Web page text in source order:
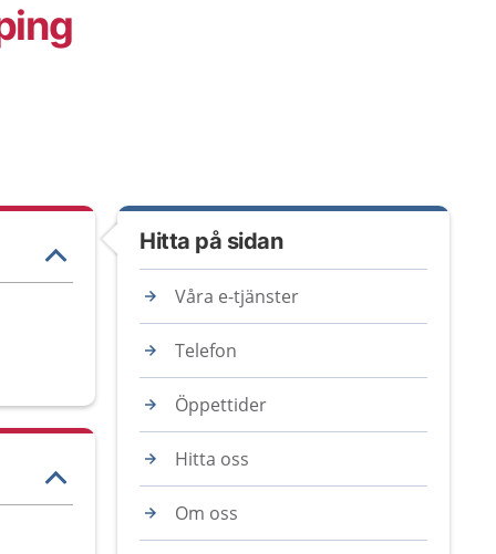
Hitta på sidan
Våra e-tjänster
Telefon
Öppettider
Hitta oss
Om oss